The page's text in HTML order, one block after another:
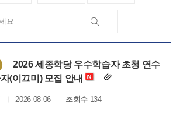
2026 세종학당 우수학습자 초청 연수
(이끄미) 모집 안내
2026-08-06 조회수134